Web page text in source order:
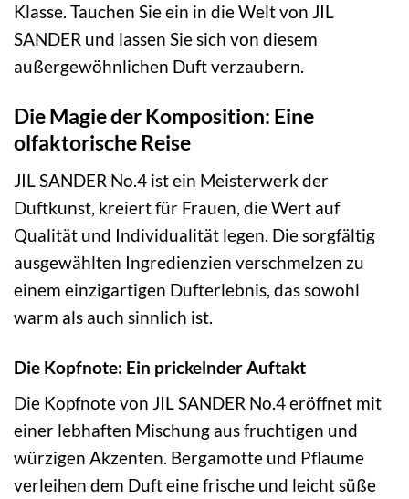
Klasse. Tauchen Sie ein in die Welt von JIL
SANDER und lassen Sie sich von diesem
außergewöhnlichen Duft verzaubern.
Die Magie der Komposition: Eine
olfaktorische Reise
JIL SANDER No.4 ist ein Meisterwerk der
Duftkunst, kreiert für Frauen, die Wert auf
Qualität und Individualität legen. Die sorgfältig
ausgewählten Ingredienzien verschmelzen zu
einem einzigartigen Dufterlebnis, das sowohl
warm als auch sinnlich ist.
Die Kopfnote: Ein prickelnder Auftakt
Die Kopfnote von JIL SANDER No.4 eröffnet mit
einer lebhaften Mischung aus fruchtigen und
würzigen Akzenten. Bergamotte und Pflaume
verleihen dem Duft eine frische und leicht süße